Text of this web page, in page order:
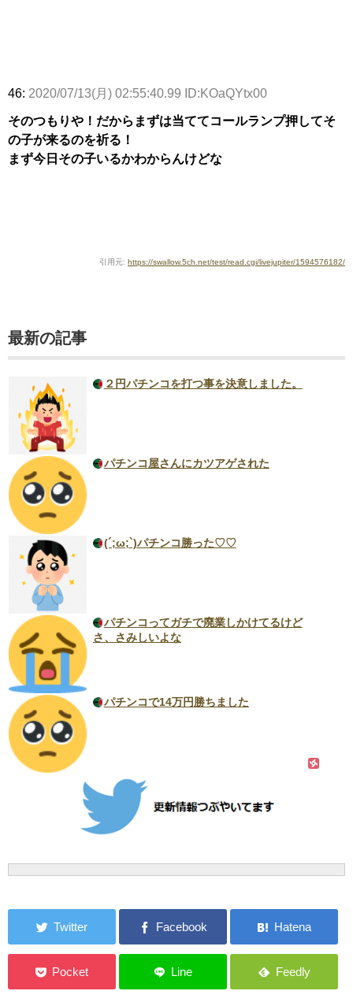
46: 2020/07/13(月) 02:55:40.99 ID:KOaQYtx00
そのつもりや！だからまずは当ててコールランプ押してそ
の子が来るのを祈る！
まず今日その子いるかわからんけどな
引用元: https://swallow.5ch.net/test/read.cgi/livejupiter/1594576182/
最新の記事
２円パチンコを打つ事を決意しました。
パチンコ屋さんにカツアゲされた
(´;ω;`)パチンコ勝った♡♡
パチンコってガチで廃業しかけてるけど
さ、さみしいよな
パチンコで14万円勝ちました